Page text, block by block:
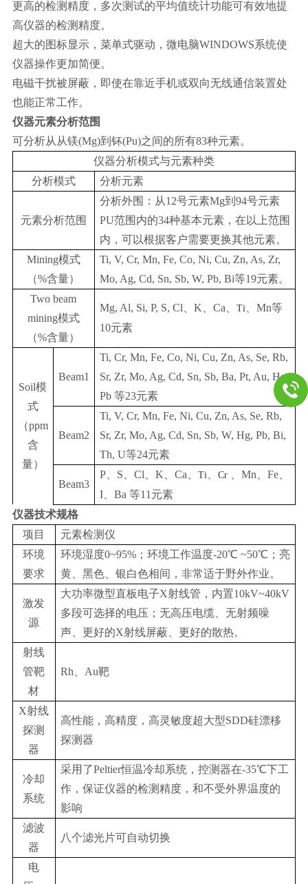
更高的检测精度，多次测试的平均值统计功能可有效地提
高仪器的检测精度。
超大的图标显示，菜单式驱动，微电脑WINDOWS系统使
仪器操作更加简便。
电磁干扰被屏蔽，即使在靠近手机或双向无线通信装置处
也能正常工作。
仪器元素分析范围
可分析从从镁(Mg)到钚(Pu)之间的所有83种元素。
仪器分析模式与元素种类
分析模式
分析元素
元素分析范围
分析外围：从12号元素Mg到94号元素
PU范围内的34种基本元素，在以上范围
内，可以根据客户需要更换其他元素。
Mining模式
（%含量）
Ti, V, Cr, Mn, Fe, Co, Ni, Cu, Zn, As, Zr,
Mo, Ag, Cd, Sn, Sb, W, Pb, Bi等19元素。
Two beam
mining模式
（%含量）
Mg, Al, Si, P, S, Cl、K、Ca、 Ti
、Mn等
10元素
Soil模
式
（ppm
含
量）
Beam1
Ti, Cr, Mn, Fe, Co, Ni, Cu, Zn, As, Se, Rb,
Sr, Zr, Mo, Ag, Cd, Sn, Sb, Ba, Pt, Au, Hg,
Pb 等23元素
Beam2
Ti, V, Cr, Mn, Fe, Ni, Cu, Zn, As, Se, Rb,
Sr, Zr, Mo, Ag, Cd, Sn, Sb, W, Hg, Pb, Bi,
Th, U等24元素
Beam3
P、S、Cl、K、Ca、 Ti Cr、Mn、Fe、
I、Ba 等11元素
仪器技术规格
项目
元素检测仪
环境
要求
环境湿度0~95%；环境工作温度-20℃ ~50℃；亮
黄、黑色、银白色相间，非常适于野外作业。
激发
源
大功率微型直板电子X射线管，内置10kV~40kV
多段可选择的电压；无高压电缆、无射频噪
声、更好的X射线屏蔽、更好的散热。
射线
管靶
材
Rh、Au靶
X射线
探测
器
高性能，高精度，高灵敏度超大型SDD硅漂移
探测器
冷却
系统
采用了Peltier恒温冷却系统，控测器在-35℃下工
作，保证仪器的检测精度，和不受外界温度的
影响
滤波
器
八个滤光片可自动切换
电